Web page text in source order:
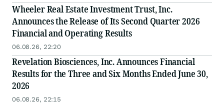
Wheeler Real Estate Investment Trust, Inc.
Announces the Release of Its Second Quarter 2026
Financial and Operating Results
06.08.26, 22:20
Revelation Biosciences, Inc. Announces Financial
Results for the Three and Six Months Ended June 30,
2026
06.08.26, 22:15